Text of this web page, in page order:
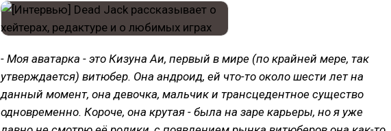
- Моя аватарка - это Кизуна Аи, первый в мире (по крайней мере, так
утверждается) витюбер. Она андроид, ей что-то около шести лет на
данный момент, она девочка, мальчик и трансцедентное существо
одновременно. Короче, она крутая - была на заре карьеры, но я уже